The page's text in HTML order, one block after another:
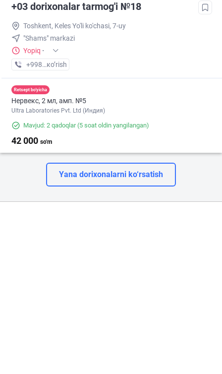
+03 dorixonalar tarmog'i №18
Toshkent, Keles Yo'li ko'chasi, 7-uy
"Shams" markazi
Yopiq ·
+998 (77) XXX-XX-XX
кo’rish
Retsept bo'yicha
Нервекс, 2 мл, амп. №5
Ultra Laboratories Pvt. Ltd (Индия)
Mavjud: 2 qadoqlar(5 soat oldin yangilangan)
42 000 so'm
Yana dorixonalarni ko‘rsatish